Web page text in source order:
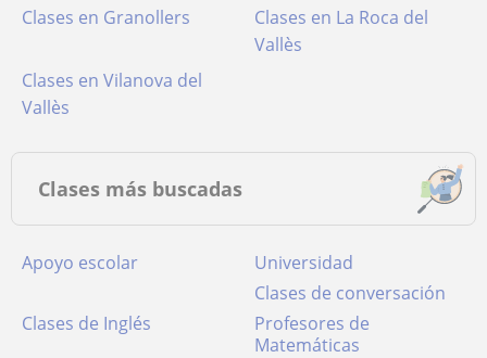
Clases en Granollers
Clases en La Roca del
Vallès
Clases en Vilanova del
Vallès
Clases más buscadas
Apoyo escolar
Universidad
Clases de conversación
Clases de Inglés
Profesores de
Matemáticas